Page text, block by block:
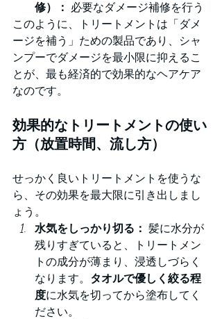
修）： 必要なダメージ補修を行う
このように、トリートメントは「ダメ
ージを補う」ための製品であり、シャ
ンプーでダメージを最小限に抑えるこ
とが、最も経済的で効果的なヘアケア
なのです。
効果的なトリートメントの使い
方（放置時間、流し方）
せっかく良いトリートメントを使うな
ら、その効果を最大限に引き出しまし
ょう。
水気をしっかり切る： 髪に水分が
残りすぎていると、トリートメン
トの成分が薄まり、浸透しづらく
なります。 タオルで優しく絞る程
度に水気を切ってから塗布してく
ださい。